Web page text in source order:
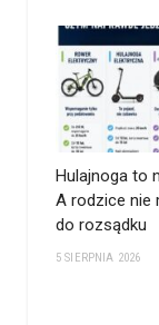
Hulajnoga to
A rodzice nie
do rozsądku
5 SIERPNIA 2026